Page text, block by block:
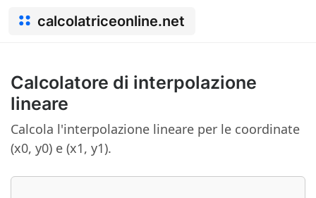
calcolatriceonline.net
Calcolatore di interpolazione
lineare
Calcola l'interpolazione lineare per le coordinate
(x0, y0) e (x1, y1).